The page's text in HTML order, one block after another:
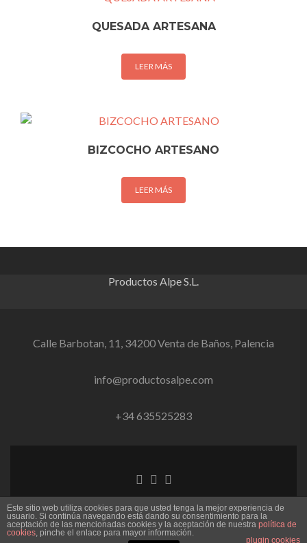
QUESADA ARTESANA
LEER MÁS
BIZCOCHO ARTESANO
LEER MÁS
Productos Alpe S.L.
Calle Barbotan, 11, 34200 Venta de Baños, Palencia
info@productosalpe.com
+34 635525283
Enlace de Facebook
Enlace de Linkedin
Enlace de instagram
Productos ALPE S.L. B-34015685
Zerif Litedesarrollado porThemeIsle
Este sitio web utiliza cookies para que usted tenga la mejor experiencia de
usuario. Si continúa navegando está dando su consentimiento para la
aceptación de las mencionadas cookies y la aceptación de nuestra política de
cookies, pinche el enlace para mayor información.
plugin cookies